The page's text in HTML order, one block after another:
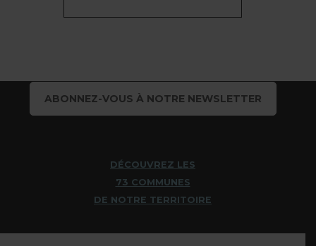
ABONNEZ-VOUS À NOTRE NEWSLETTER
DÉCOUVREZ LES
73 COMMUNES
DE NOTRE TERRITOIRE